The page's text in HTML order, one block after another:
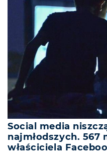
Social media
najmłodszych.
właściciela